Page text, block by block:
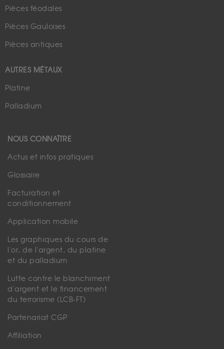
Pièces féodales
Pièces Gauloises
Pièces antiques
AUTRES MÉTAUX
Platine
Palladium
NOUS CONNAÎTRE
Actus et infos pratiques
Glossaire
Facturation et
conditionnement
Application mobile
Les graphiques du cours de
l'or, de l'argent, du platine
et du palladium
Lutte contre le blanchiment
d'argent et le financement
du terrorisme (LCB-FT)
Partenariat CGP
Affiliation